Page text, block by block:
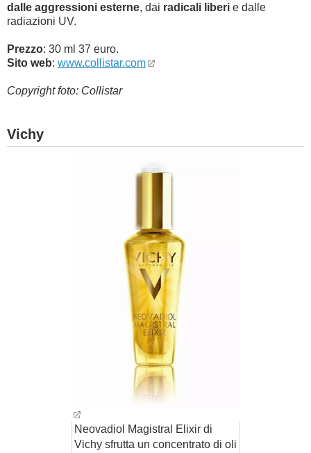
dalle aggressioni esterne, dai radicali liberi e dalle
radiazioni UV.
Prezzo: 30 ml 37 euro.
Sito web: www.collistar.com
Copyright foto: Collistar
Vichy
Neovadiol Magistral Elixir di
Vichy sfrutta un concentrato di oli